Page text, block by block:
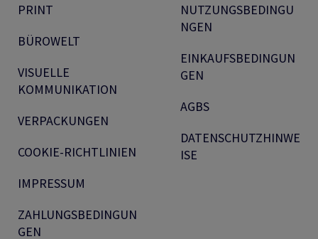
PRINT
BÜROWELT
VISUELLE
KOMMUNIKATION
VERPACKUNGEN
COOKIE-RICHTLINIEN
IMPRESSUM
ZAHLUNGSBEDINGUN
GEN
NUTZUNGSBEDINGU
NGEN
EINKAUFSBEDINGUN
GEN
AGBS
DATENSCHUTZHINWE
ISE